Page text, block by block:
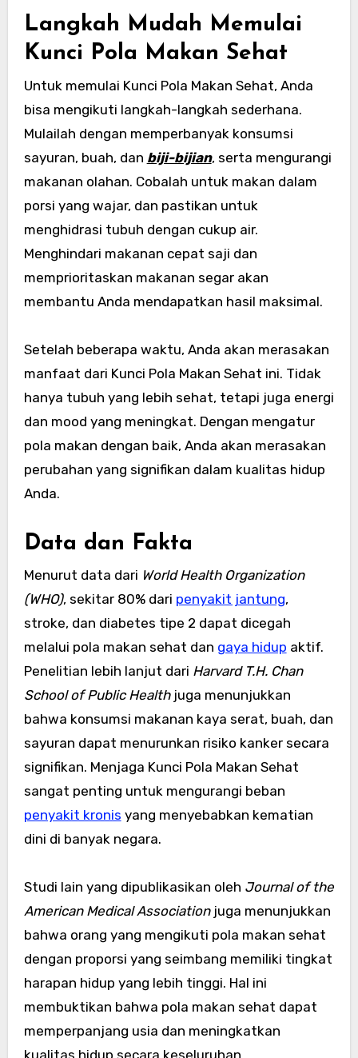
Langkah Mudah Memulai
Kunci Pola Makan Sehat
Untuk memulai Kunci Pola Makan Sehat, Anda
bisa mengikuti langkah-langkah sederhana.
Mulailah dengan memperbanyak konsumsi
sayuran, buah, dan biji-bijian, serta mengurangi
makanan olahan. Cobalah untuk makan dalam
porsi yang wajar, dan pastikan untuk
menghidrasi tubuh dengan cukup air.
Menghindari makanan cepat saji dan
memprioritaskan makanan segar akan
membantu Anda mendapatkan hasil maksimal.
Setelah beberapa waktu, Anda akan merasakan
manfaat dari Kunci Pola Makan Sehat ini. Tidak
hanya tubuh yang lebih sehat, tetapi juga energi
dan mood yang meningkat. Dengan mengatur
pola makan dengan baik, Anda akan merasakan
perubahan yang signifikan dalam kualitas hidup
Anda.
Data dan Fakta
Menurut data dari World Health Organization
(WHO), sekitar 80% dari penyakit jantung,
stroke, dan diabetes tipe 2 dapat dicegah
melalui pola makan sehat dan gaya hidup aktif.
Penelitian lebih lanjut dari Harvard T.H. Chan
School of Public Healthjuga menunjukkan
bahwa konsumsi makanan kaya serat, buah, dan
sayuran dapat menurunkan risiko kanker secara
signifikan. Menjaga Kunci Pola Makan Sehat
sangat penting untuk mengurangi beban
penyakit kronis yang menyebabkan kematian
dini di banyak negara.
Studi lain yang dipublikasikan oleh Journal of the
American Medical Associationjuga menunjukkan
bahwa orang yang mengikuti pola makan sehat
dengan proporsi yang seimbang memiliki tingkat
harapan hidup yang lebih tinggi. Hal ini
membuktikan bahwa pola makan sehat dapat
memperpanjang usia dan meningkatkan